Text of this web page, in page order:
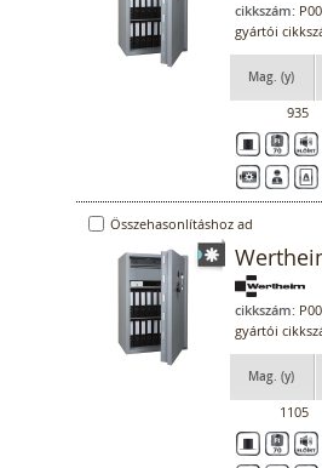
cikkszám:
gyártói
Mag. (y)
935
Összehasonlításhoz ad
cikkszám:
gyártói
Mag. (y)
1105